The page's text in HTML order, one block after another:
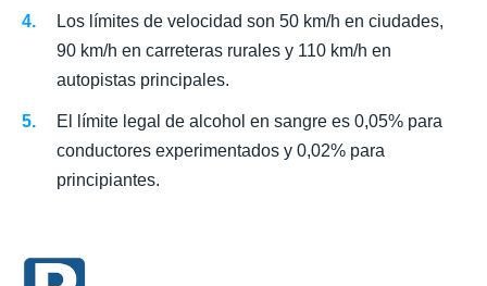
Los límites de velocidad son 50 km/h en ciudades,
90 km/h en carreteras rurales y 110 km/h en
autopistas principales.
El límite legal de alcohol en sangre es 0,05% para
conductores experimentados y 0,02% para
principiantes.